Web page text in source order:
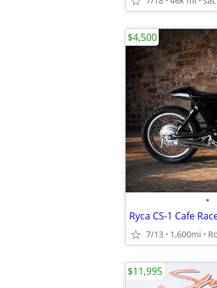
•
Ryca CS-1 Cafe
7/13 1,600mi
$4,500
$11,995